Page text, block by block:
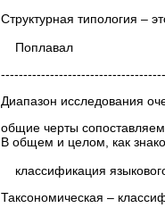
Структурная типология –
Поплавал
Диапазон исследования
общие черты
В общем и целом, как
классификация
Таксономическая –